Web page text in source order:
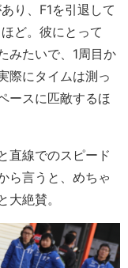
り、F1を引退して
ど。彼にとって
みたいで、1周目か
際にタイムは測っ
ースに匹敵するほ
直線でのスピード
ら言うと、めちゃ
大絶賛。